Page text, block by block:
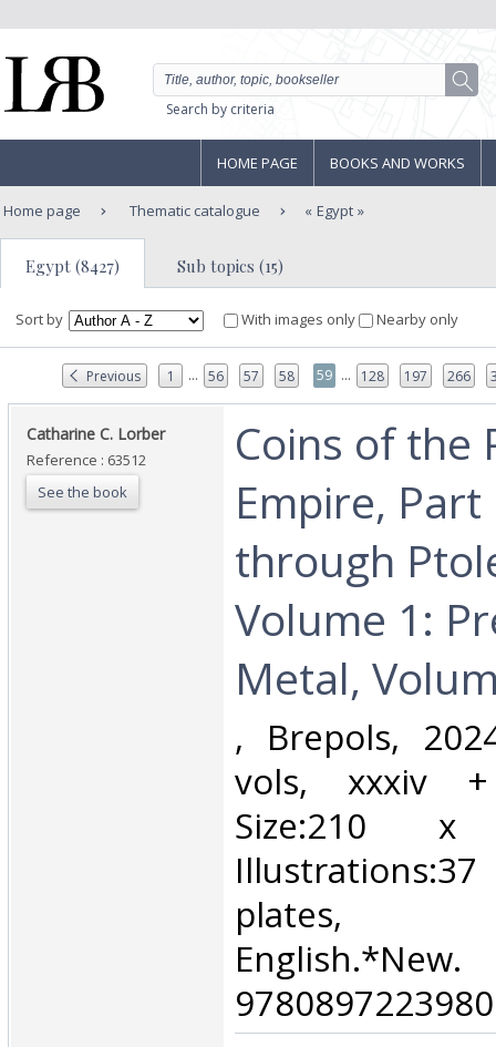
Search by criteria
HOME PAGE BOOKS AND WORKS
Home page Thematic catalogue Egypt
Egypt (8427) Sub topics (15)
Sort by With images only Nearby only
Previous 1 ... 56 57 58 59 ... 128 197 266
‎Catharine C. Lorber‎
Reference : 63512
See the book
‎Coins of the
Empire,
through
Volume 1:
Metal,
‎, Brepols,
vols, xxxiv
Size:210
plates,